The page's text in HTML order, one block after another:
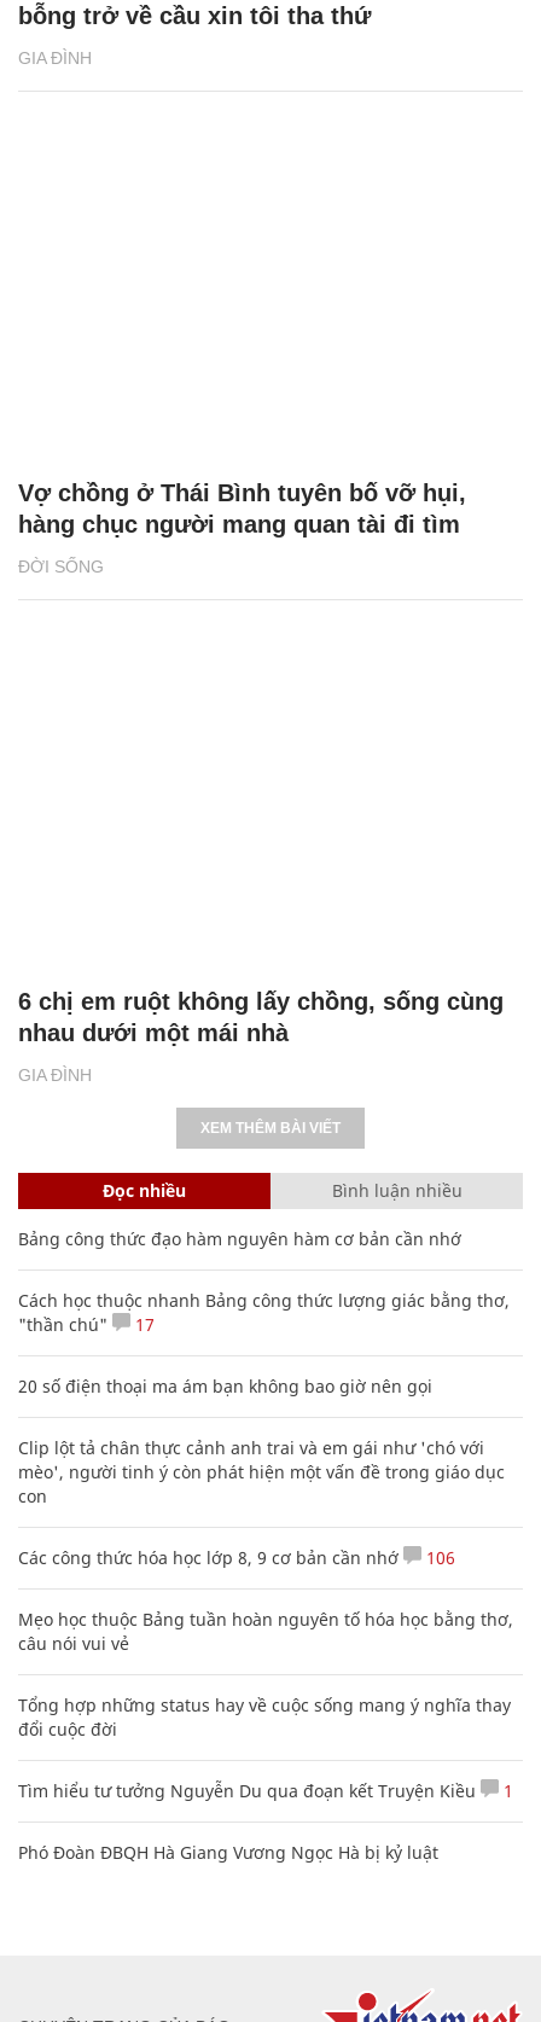
GIA ĐÌNH
bỗng trở về cầu xin tôi tha thứ
ĐỜI SỐNG
Vợ chồng ở Thái Bình tuyên bố vỡ hụi,
hàng chục người mang quan tài đi tìm
GIA ĐÌNH
6 chị em ruột không lấy chồng, sống cùng
nhau dưới một mái nhà
XEM THÊM BÀI VIẾT
Đọc nhiều Bình luận nhiều
Bảng công thức đạo hàm nguyên hàm cơ bản cần nhớ
Cách học thuộc nhanh Bảng công thức lượng giác bằng thơ,
"thần chú"
17
20 số điện thoại ma ám bạn không bao giờ nên gọi
Clip lột tả chân thực cảnh anh trai và em gái như 'chó với
mèo', người tinh ý còn phát hiện một vấn đề trong giáo dục
con
Các công thức hóa học lớp 8, 9 cơ bản cần nhớ 106
Mẹo học thuộc Bảng tuần hoàn nguyên tố hóa học bằng thơ,
câu nói vui vẻ
Tổng hợp những status hay về cuộc sống mang ý nghĩa thay
đổi cuộc đời
Tìm hiểu tư tưởng Nguyễn Du qua đoạn kết Truyện Kiều 1
Phó Đoàn ĐBQH Hà Giang Vương Ngọc Hà bị kỷ luật